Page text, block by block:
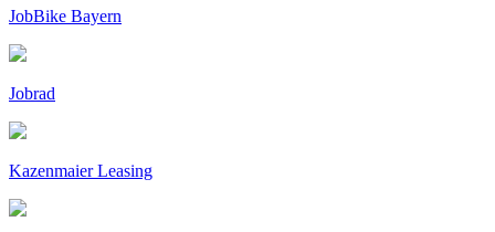
JobBike Bayern
Jobrad
Kazenmaier Leasing